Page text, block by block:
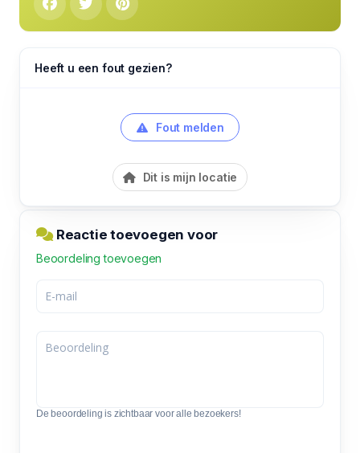
Heeft u een fout gezien?
Fout melden
Dit is mijn locatie
Reactie toevoegen voor
Beoordeling toevoegen
De beoordeling is zichtbaar voor alle bezoekers!